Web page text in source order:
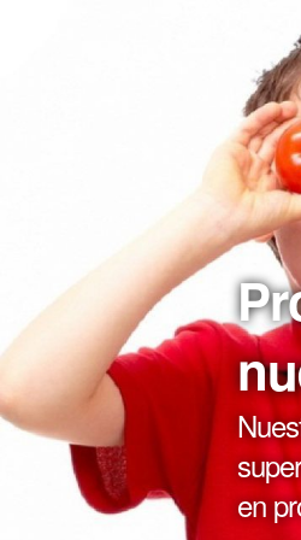
en